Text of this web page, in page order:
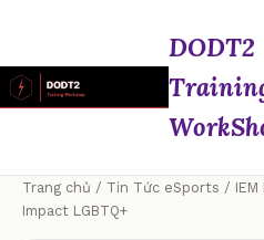
DODT2
Trang chủ / Tin Tức eSports / IEM
Impact LGBTQ+